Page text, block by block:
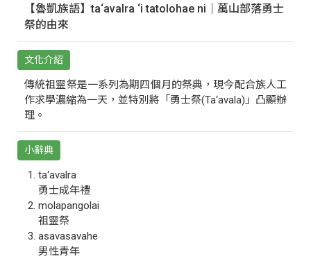
【魯凱族語】ta‘avalra ‘i tatolohae ni｜萬山部落勇士
祭的由來
文化介紹
傳統祖靈祭是一系列為期四個月的祭典，現今配合族人工
作求學濃縮為一天，並特別將「勇士祭(Ta‘avala)」凸顯辦
理。
小辭典
ta‘avalra
勇士成年禮
molapangolai
祖靈祭
asavasavahe
男性青年